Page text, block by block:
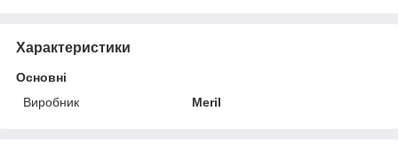
Характеристики
Основні
Виробник
Meril